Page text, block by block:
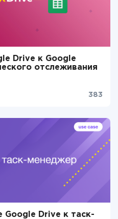
Drive к Google
отслеживания
383
Google Drive к таск-